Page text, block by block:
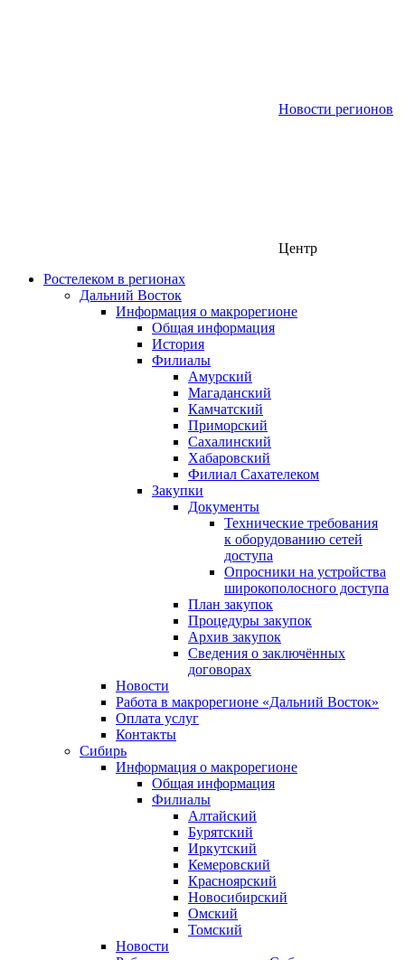
Новости регионов
Центр
Ростелеком в регионах
Дальний Восток
Информация о макрорегионе
Общая информация
История
Филиалы
Амурский
Магаданский
Камчатский
Приморский
Сахалинский
Хабаровский
Филиал Сахателеком
Закупки
Документы
Технические требования
к оборудованию сетей
доступа
Опросники на устройства
широкополосного доступа
План закупок
Процедуры закупок
Архив закупок
Сведения о заключённых
договорах
Новости
Работа в макрорегионе «Дальний Восток»
Оплата услуг
Контакты
Сибирь
Информация о макрорегионе
Общая информация
Филиалы
Алтайский
Бурятский
Иркутский
Кемеровский
Красноярский
Новосибирский
Омский
Томский
Новости